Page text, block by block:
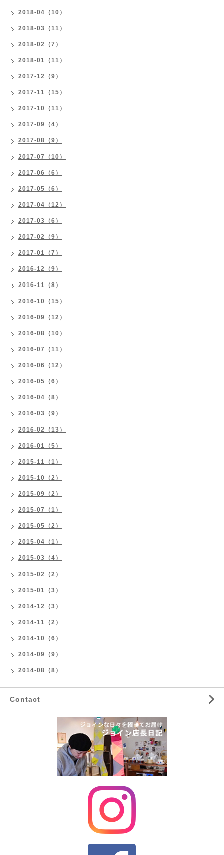
2018-04（10）
2018-03（11）
2018-02（7）
2018-01（11）
2017-12（9）
2017-11（15）
2017-10（11）
2017-09（4）
2017-08（9）
2017-07（10）
2017-06（6）
2017-05（6）
2017-04（12）
2017-03（6）
2017-02（9）
2017-01（7）
2016-12（9）
2016-11（8）
2016-10（15）
2016-09（12）
2016-08（10）
2016-07（11）
2016-06（12）
2016-05（6）
2016-04（8）
2016-03（9）
2016-02（13）
2016-01（5）
2015-11（1）
2015-10（2）
2015-09（2）
2015-07（1）
2015-05（2）
2015-04（1）
2015-03（4）
2015-02（2）
2015-01（3）
2014-12（3）
2014-11（2）
2014-10（6）
2014-09（9）
2014-08（8）
Contact